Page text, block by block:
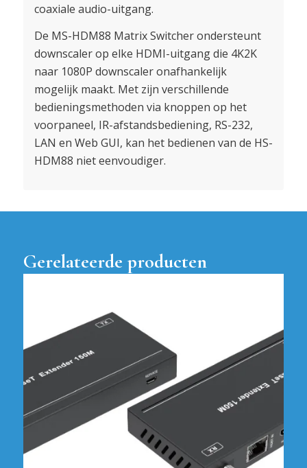
coaxiale audio-uitgang.
De MS-HDM88 Matrix Switcher ondersteunt
downscaler op elke HDMI-uitgang die 4K2K
naar 1080P downscaler onafhankelijk
mogelijk maakt. Met zijn verschillende
bedieningsmethoden via knoppen op het
voorpaneel, IR-afstandsbediening, RS-232,
LAN en Web GUI, kan het bedienen van de HS-
HDM88 niet eenvoudiger.
Gerelateerde producten